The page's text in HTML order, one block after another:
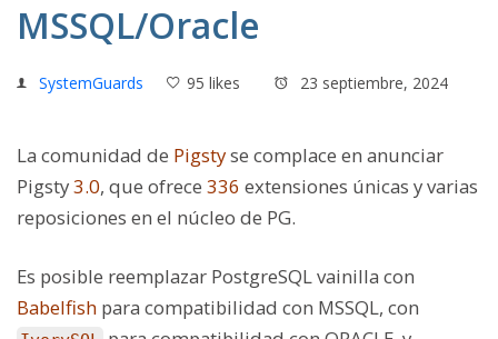
MSSQL/Oracle
SystemGuards 95 likes 23 septiembre, 2024
La comunidad de Pigstyse complace en anunciar
Pigsty3.0, que ofrece 336 extensiones únicas y varias
reposiciones en el núcleo de PG.
Es posible reemplazar PostgreSQL vainilla con
Babelfish para compatibilidad con MSSQL, con